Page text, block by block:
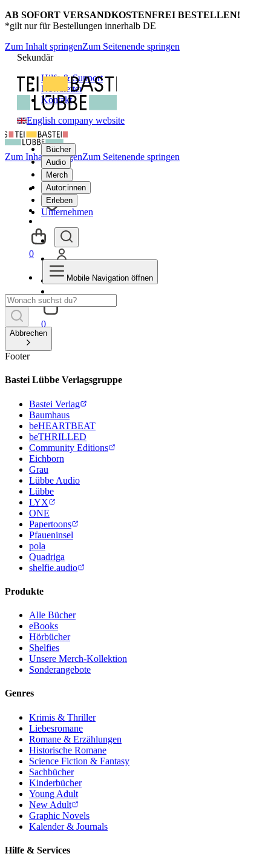
AB SOFORT VERSANDKOSTENFREI BESTELLEN!
*gilt nur für Bestellungen innerhalb DE
Zum Inhalt springenZum Seitenende springen
Sekundär
Hilfe & Support
Newsletter
Kontakt
English company website
Bücher
Audio
Merch
Autor:innen
Erleben
Unternehmen
0
Zum Inhalt springenZum Seitenende springen
0
Mobile Navigation öffnen
Abbrechen
Footer
Bastei Lübbe Verlagsgruppe
Bastei Verlag
Baumhaus
beHEARTBEAT
beTHRILLED
Community Editions
Eichborn
Grau
Lübbe Audio
Lübbe
LYX
ONE
Papertoons
Pfaueninsel
pola
Quadriga
shelfie.audio
Produkte
Alle Bücher
eBooks
Hörbücher
Shelfies
Unsere Merch-Kollektion
Sonderangebote
Genres
Krimis & Thriller
Liebesromane
Romane & Erzählungen
Historische Romane
Science Fiction & Fantasy
Sachbücher
Kinderbücher
Young Adult
New Adult
Graphic Novels
Kalender & Journals
Hilfe & Services